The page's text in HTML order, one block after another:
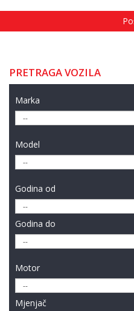
PRETRAGA VOZILA
Marka
Model
Godina od
Godina do
Motor
Mjenjač